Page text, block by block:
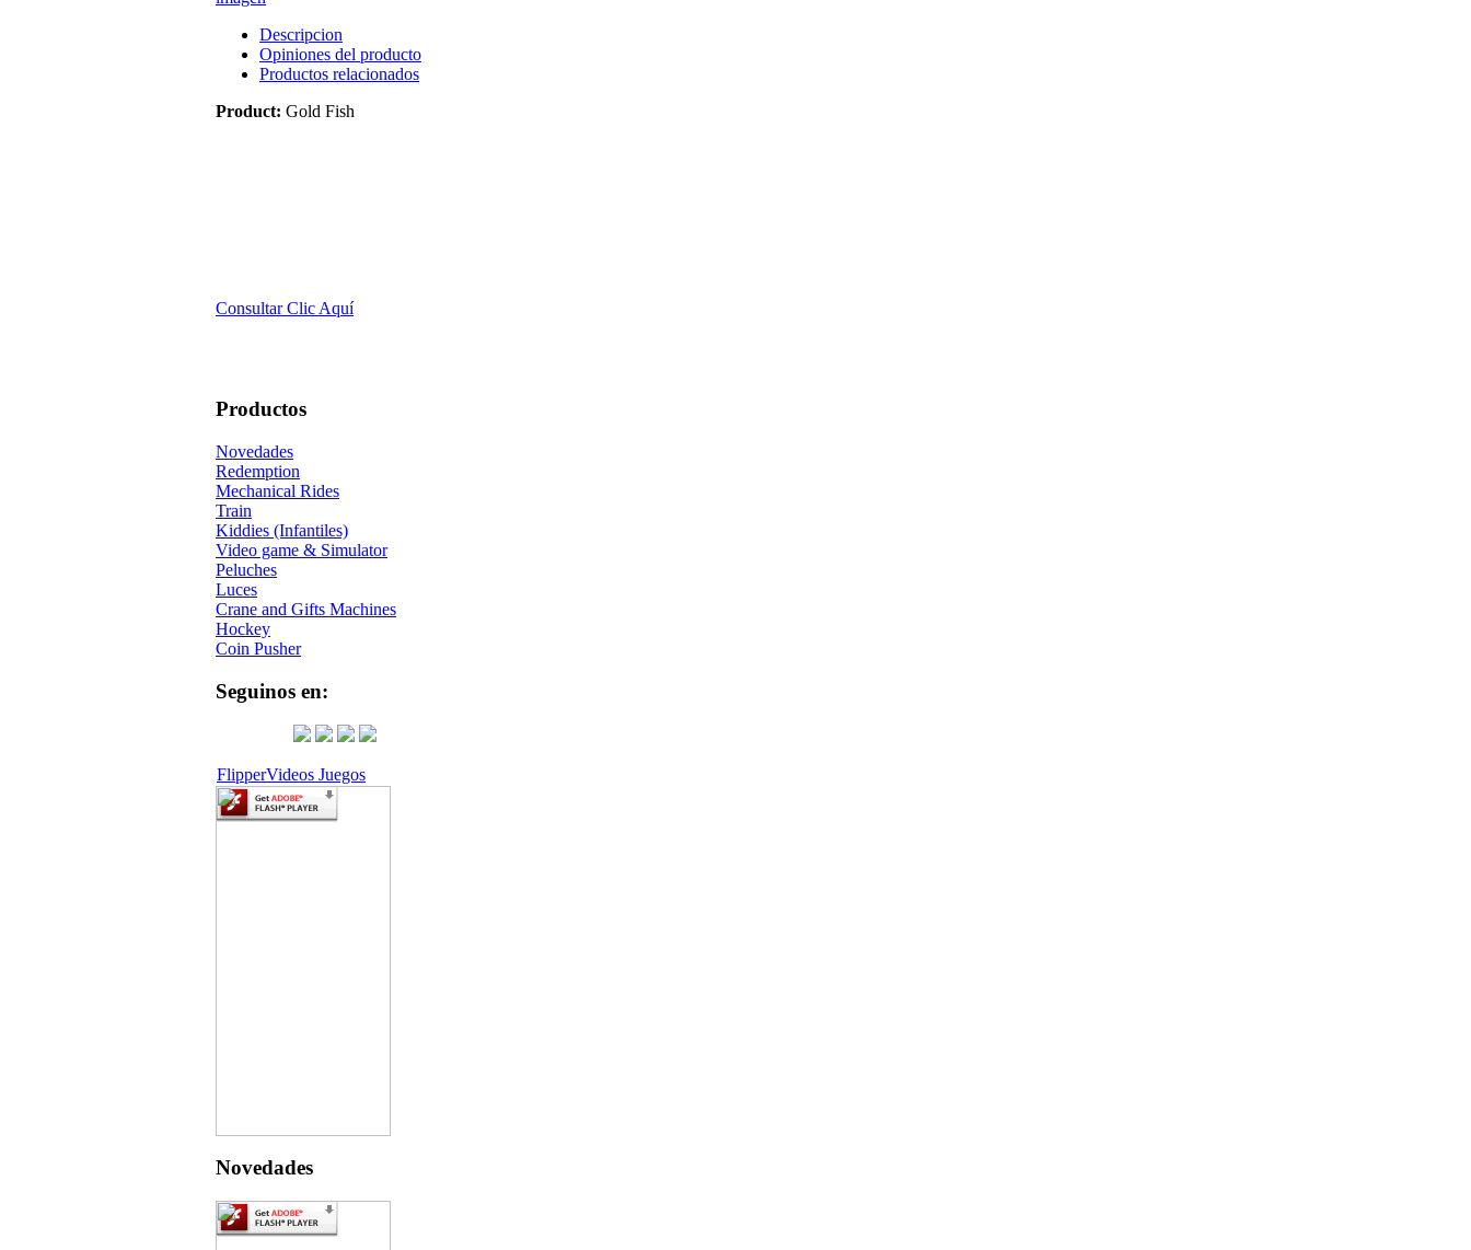
Descripcion
Opiniones del producto
Productos relacionados
Product: Gold Fish
Consultar Clic Aquí
Productos
Novedades
Redemption
Mechanical Rides
Train
Kiddies (Infantiles)
Video game & Simulator
Peluches
Luces
Crane and Gifts Machines
Hockey
Coin Pusher
Seguinos en:
FlipperVideos Juegos
Novedades